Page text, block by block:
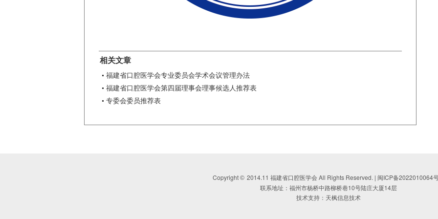
相关文章
福建省口腔医学会专业委员会学术会议管理办法
福建省口腔医学会第四届理事会理事候选人推荐表
专委会委员推荐表
Copyright © 2014.11 福建省口腔医学会 All Rights Reserved. | 闽ICP备2022010064
联系地址：福州市杨桥中路柳桥巷10号陆庄大厦14层
技术支持：天枫信息技术